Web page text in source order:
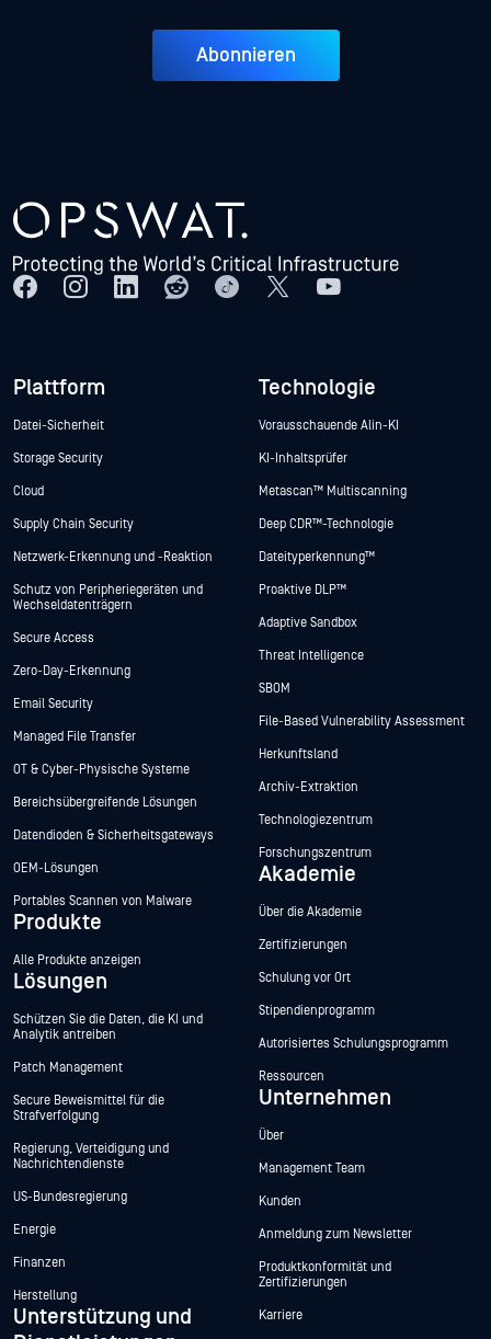
Abonnieren
Plattform
Datei-Sicherheit
Storage Security
Cloud
Supply Chain Security
Netzwerk-Erkennung und -Reaktion
Schutz von Peripheriegeräten und
Wechseldatenträgern
Secure Access
Zero-Day-Erkennung
Email Security
Managed File Transfer
OT & Cyber-Physische Systeme
Bereichsübergreifende Lösungen
Datendioden & Sicherheitsgateways
OEM-Lösungen
Portables Scannen von Malware
Produkte
Alle Produkte anzeigen
Lösungen
Schützen Sie die Daten, die KI und
Analytik antreiben
Patch Management
Secure Beweismittel für die
Strafverfolgung
Regierung, Verteidigung und
Nachrichtendienste
US-Bundesregierung
Energie
Finanzen
Herstellung
Unterstützung und
Technologie
Vorausschauende Alin-KI
KI-Inhaltsprüfer
Metascan™ Multiscanning
Deep CDR™-Technologie
Dateityperkennung™
Proaktive DLP™
Adaptive Sandbox
Threat Intelligence
SBOM
File-Based Vulnerability Assessment
Herkunftsland
Archiv-Extraktion
Technologiezentrum
Forschungszentrum
Akademie
Über die Akademie
Zertifizierungen
Schulung vor Ort
Stipendienprogramm
Autorisiertes Schulungsprogramm
Ressourcen
Unternehmen
Über
Management Team
Kunden
Anmeldung zum Newsletter
Produktkonformität und
Zertifizierungen
Karriere